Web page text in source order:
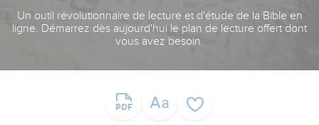
Un outil révolutionnaire de lecture et d'étude de la Bible en
ligne. Démarrez dès aujourd'hui le plan de lecture offert dont
vous avez besoin.